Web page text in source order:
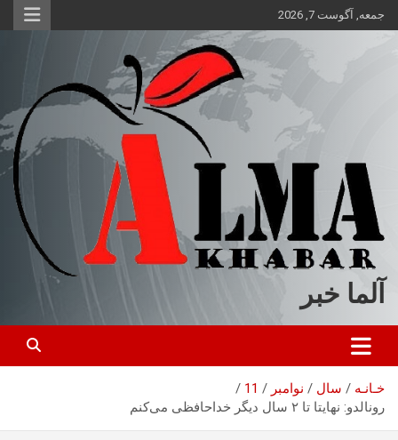
محتوا
جمعه, آگوست 7, 2026
آلما خبر
خـانـه سال نوامبر
11
رونالدو: نهایتا تا ۲ سال دیگر خداحافظی می‌کنم